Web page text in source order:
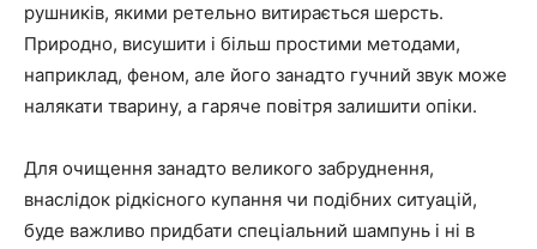
рушників, якими ретельно витирається шерсть.
Природно, висушити і більш простими методами,
наприклад, феном, але його занадто гучний звук може
налякати тварину, а гаряче повітря залишити опіки.
Для очищення занадто великого забруднення,
внаслідок рідкісного купання чи подібних ситуацій,
буде важливо придбати спеціальний шампунь і ні в